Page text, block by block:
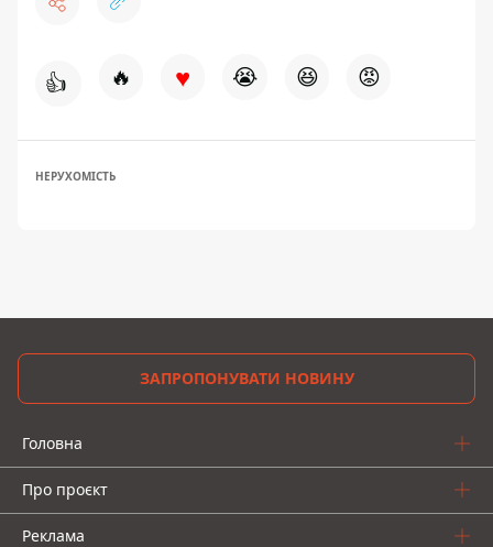
👍 🔥 ♥ 😭 😆 😡
НЕРУХОМІСТЬ
ЗАПРОПОНУВАТИ НОВИНУ
Головна
Про проєкт
Реклама